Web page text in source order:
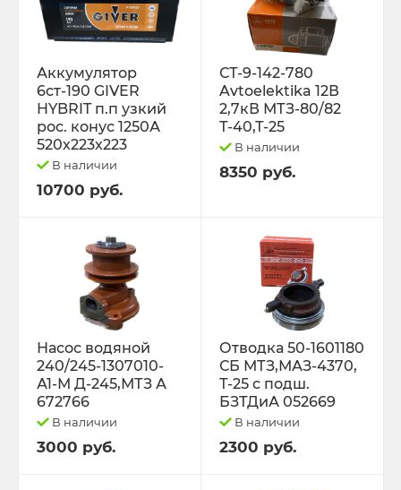
Аккумулятор
6ст-190 GIVER
HYBRIT п.п узкий
рос. конус 1250А
520х223х223
В наличии
10700 руб.
СТ-9-142-780
Avtoelektika 12В
2,7кВ МТЗ-80/82
Т-40,Т-25
В наличии
8350 руб.
Насос водяной
240/245-1307010-
А1-М Д-245,МТЗ А
672766
В наличии
3000 руб.
Отводка 50-1601180
СБ МТЗ,МАЗ-4370,
Т-25 с подш.
БЗТДиА 052669
В наличии
2300 руб.
Трактор Т-70С
Трактор ЮМЗ-6
ТУРБОКОМПРЕССОРЫ
ФИЛЬТРА
ПОМПЫ, НАСОС ПОДКА
ЭЛЕКТРООБОРУДОВАНИЕ
ЭО-3323, ЭО-2621 ПЭА-1 ТО-49,702,
ЕК-12,14, ДЭК-251